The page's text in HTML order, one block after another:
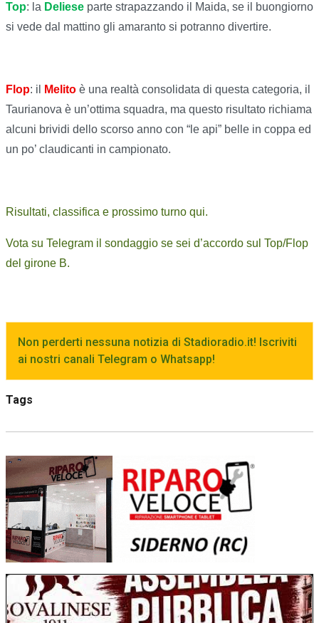
Top: la Deliese parte strapazzando il Maida, se il buongiorno
si vede dal mattino gli amaranto si potranno divertire.
Flop: il Melito è una realtà consolidata di questa categoria, il
Taurianova è un’ottima squadra, ma questo risultato richiama
alcuni brividi dello scorso anno con “le api” belle in coppa ed
un po’ claudicanti in campionato.
Risultati, classifica e prossimo turno qui.
Vota su Telegram il sondaggio se sei d’accordo sul Top/Flop
del girone B.
Non perderti nessuna notizia di Stadioradio.it! Iscriviti
ai nostri canali Telegram o Whatsapp!
Tags